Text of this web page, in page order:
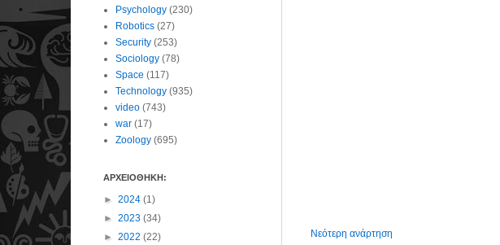
Νεότερη ανάρτηση
Psychology (230)
Robotics (27)
Security (253)
Sociology (78)
Space (117)
Technology (935)
video (743)
war (17)
Zoology (695)
ΑΡΧΕΙΟΘΗΚΗ:
► 2024 (1)
► 2023 (34)
► 2022 (22)